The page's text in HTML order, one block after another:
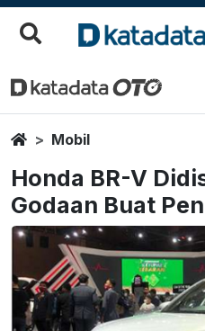
HomeMobil
Honda BR-V
Godaan Buat